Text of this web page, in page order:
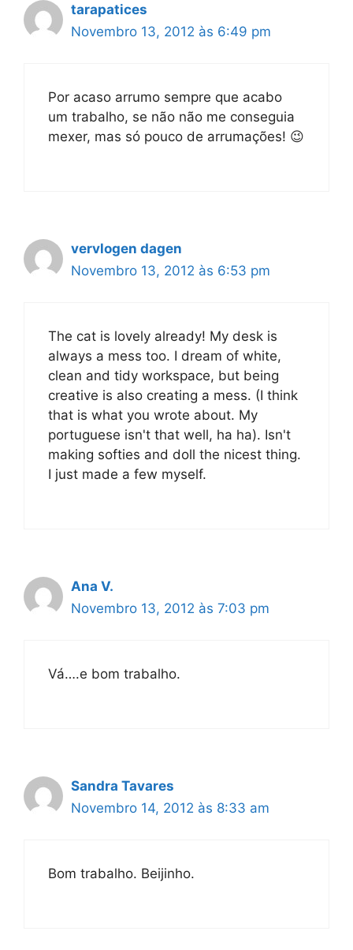
tarapatices
Novembro 13, 2012 às 6:49 pm
Por acaso arrumo sempre que acabo
um trabalho, se não não me conseguia
mexer, mas só pouco de arrumações! 😉
vervlogen dagen
Novembro 13, 2012 às 6:53 pm
The cat is lovely already! My desk is
always a mess too. I dream of white,
clean and tidy workspace, but being
creative is also creating a mess. (I think
that is what you wrote about. My
portuguese isn't that well, ha ha). Isn't
making softies and doll the nicest thing.
I just made a few myself.
Ana V.
Novembro 13, 2012 às 7:03 pm
Vá….e bom trabalho.
Sandra Tavares
Novembro 14, 2012 às 8:33 am
Bom trabalho. Beijinho.